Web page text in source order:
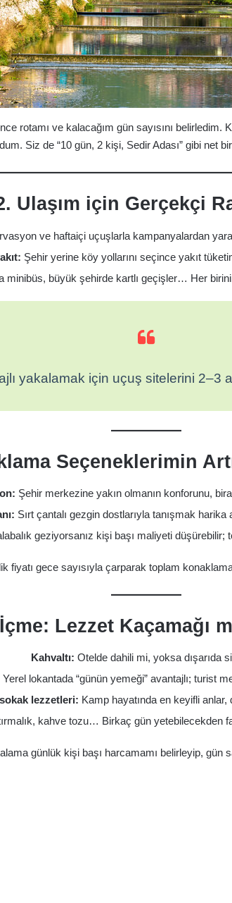
rotamı ve kalacağım gün sayısını
Siz de “10 gün, 2 kişi, Sedir Adası” gibi net
Ulaşım için Gerçekçi
ve haftaiçi uçuşlarla kampanyalardan
Şehir yerine köy yollarını seçince yakıt
minibüs, büyük şehirde kartlı geçişler… Her
yakalamak için uçuş sitelerini 2–3
Seçeneklerimin
Şehir merkezine yakın olmanın konforunu,
Sırt çantalı gezgin dostlarıyla tanışmak
geziyorsanız kişi başı maliyeti
fiyatı gece sayısıyla çarparak toplam
Lezzet Kaçamağı
Kahvaltı: Otelde dahili mi, yoksa dışarıda
Yerel lokantada “günün yemeği” avantajlı; turist
sokak lezzetleri: Kamp hayatında en keyifli anlar,
kahve tozu… Birkaç gün yetebilecekden
günlük kişi başı harcamamı belirleyip, gün